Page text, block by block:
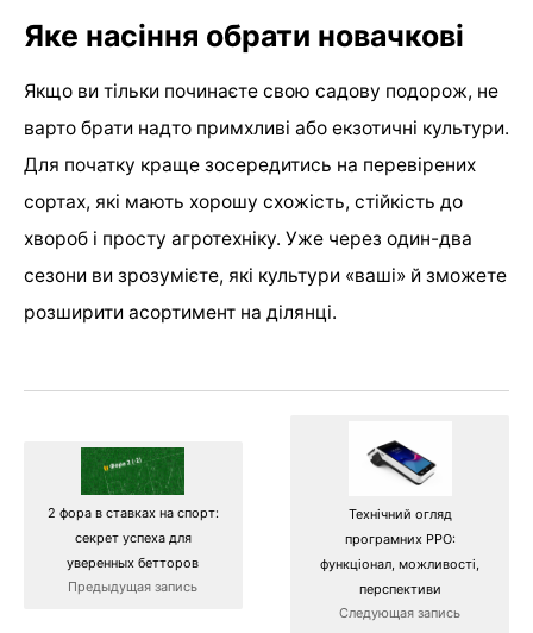
Яке насіння обрати новачкові
Якщо ви тільки починаєте свою садову подорож, не
варто брати надто примхливі або екзотичні культури.
Для початку краще зосередитись на перевірених
сортах, які мають хорошу схожість, стійкість до
хвороб і просту агротехніку. Уже через один-два
сезони ви зрозумієте, які культури «ваші» й зможете
розширити асортимент на ділянці.
2 фора в ставках на спорт:
секрет успеха для
уверенных бетторов
Предыдущая запись
Технічний огляд
програмних РРО:
функціонал, можливості,
перспективи
Следующая запись